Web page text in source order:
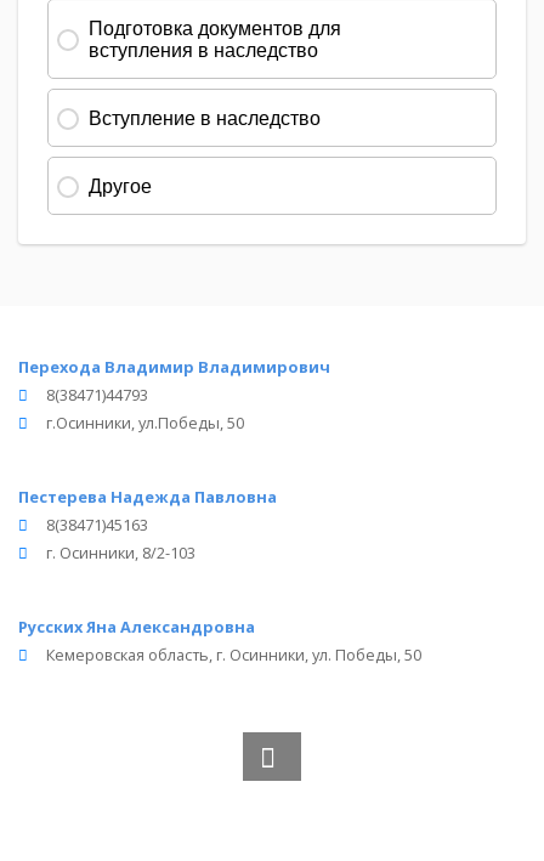
Перехода Владимир Владимирович
8(38471)44793
г.Осинники, ул.Победы, 50
Пестерева Надежда Павловна
8(38471)45163
г. Осинники, 8/2-103
Русских Яна Александровна
Кемеровская область, г. Осинники, ул. Победы, 50